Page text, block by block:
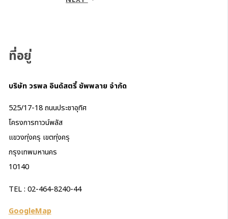
ที่อยู่
บริษัท วรพล อินดัสตรี้ ซัพพลาย จำกัด
525/17-18 ถนนประชาอุทิศ
โครงการทาวน์พลัส
แขวงทุ่งครุ เขตทุ่งครุ
กรุงเทพมหานคร
10140
TEL : 02-464-8240-44
GoogleMap